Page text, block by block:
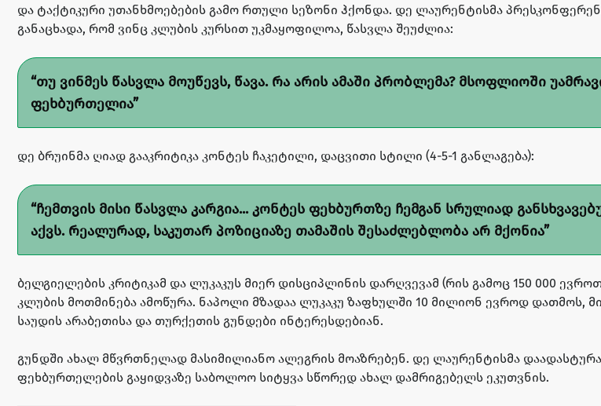
და ტაქტიკური უთანხმოებების გამო რთული სეზონი ჰქონდა. დე ლაურენტისმა
განაცხადა, რომ ვინც კლუბის კურსით უკმაყოფილოა, წასვლა შეუძლია:
თუ ვინმეს წასვლა მოუწევს, წავა. რა არის ამაში პრობლემა? მსოფლიოში
ფეხბურთელია
დე ბრუინმა ღიად გააკრიტიკა კონტეს ჩაკეტილი, დაცვითი სტილი (4-5-1 განლაგება):
ჩემთვის მისი წასვლა კარგია... კონტეს ფეხბურთზე ჩემგან სრულიად
აქვს. რეალურად, საკუთარ პოზიციაზე თამაშის შესაძლებლობა არ მქონია
ბელგიელების კრიტიკამ და ლუკაკუს მიერ დისციპლინის დარღვევამ (რის გამოც 150 000
კლუბის მოთმინება ამოწურა. ნაპოლი მზადაა ლუკაკუ ზაფხულში 10 მილიონ ევროდ დათმოს,
საუდის არაბეთისა და თურქეთის გუნდები ინტერესდებიან.
გუნდში ახალ მწვრთნელად მასიმილიანო ალეგრის მოაზრებენ. დე ლაურენტისმა
ფეხბურთელების გაყიდვაზე საბოლოო სიტყვა სწორედ ახალ დამრიგებელს ეკუთვნის.